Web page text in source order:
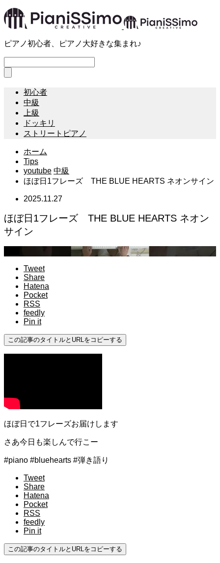
ピアノ初心者、ピアノ大好きな集まれ♪
初心者
中級
上級
ドッキリ
ストリートピアノ
ホーム
Tips
youtube 中級
ほぼ日1フレーズ THE BLUE HEARTS ネオンサイン
2025.11.27
ほぼ日1フレーズ THE BLUE HEARTS ネオン
サイン
Tweet
Share
Hatena
Pocket
RSS
feedly
Pin it
この記事のタイトルとURLをコピーする
ほぼ日で1フレーズお届けします
さあ今日も楽しんで行こー
#piano #bluehearts #弾き語り
Tweet
Share
Hatena
Pocket
RSS
feedly
Pin it
この記事のタイトルとURLをコピーする